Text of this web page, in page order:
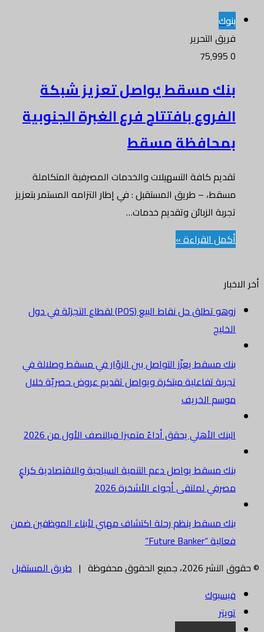
بنوك
فريق التحرير
0
بنك مسقط يواصل تعزيز شبكة
الفروع بافتتاح فرع الغبرة الجنوبية
بمحافظة مسقط
تقديم كافة التسهيلات والخدمات المصرفية المتكاملة
مسقط، – طريق المستقبل : في إطار التزامه المستمر بتعزيز
تجربة الزبائن وتقديم خدمات…
أكمل القراءة »
أخر الاخبار
زوهو تطلق حل نقاط البيع (POS) لقطاع التجزئة في دول
الخليج
بنك مسقط يعزّز التواصل بين الزوّار في مسقط وصلالة في
تجربة تفاعلية مبتكرة ويواصل تقديم عروض حصريّة خلال
موسم الخريف
البنك الأهلي يحقق أداءً متميزا فيالنصف الأول من 2026
بنك مسقط يواصل دعم التنمية السياحية والاقتصادية كراعٍ
مصرفي لملتقى أجواء الأشخرة 2026
بنك مسقط ينظم رحلة اكتشاف مهني لأبناء الموظفين ضمن
فعالية “Future Banker”
© حقوق النشر 2026، جميع الحقوق محفوظة |
طريق المستقبل
فيسبوك
تويتر